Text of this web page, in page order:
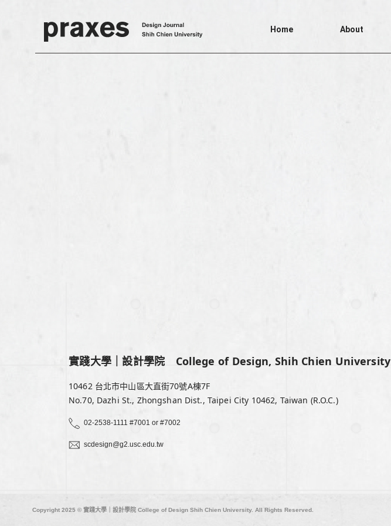
About
Home
實踐大學｜設計學院 College of Design, Shih Chien University
10462 台北市中山區大直街70號A棟7F
No.70, Dazhi St., Zhongshan Dist., Taipei City 10462, Taiwan (R.O.C.)
02-2538-1111 #7001 or #7002
scdesign@g2.usc.edu.tw
Copyright 2025 © 實踐大學｜設計學院 College of Design Shih Chien University. All Rights Reserved.